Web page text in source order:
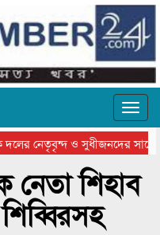
নেতৃবৃন্দ ও সুধীজনদের সাথে
গ্রুপ থিয়েটার
নেতা শিহাব